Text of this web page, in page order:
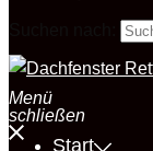
Menü
schließen
Start